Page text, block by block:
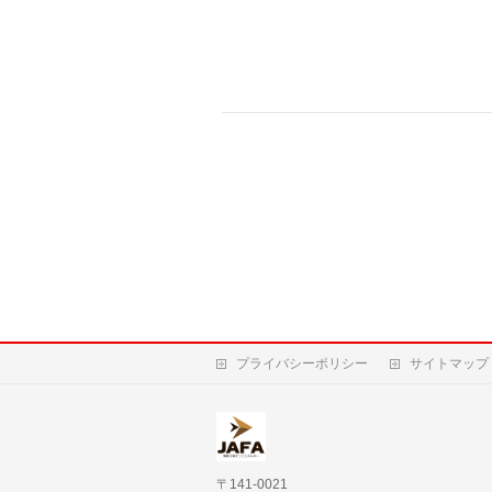
プライバシーポリシー サイトマップ
〒141-0021